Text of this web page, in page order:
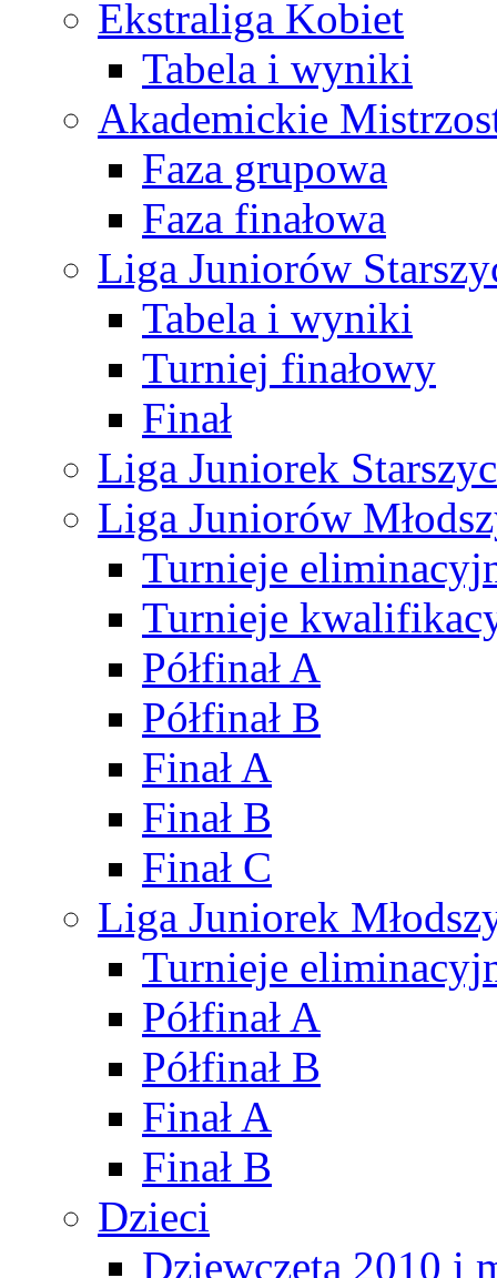
Ekstraliga Kobiet
Tabela i wyniki
Akademickie
Faza grupowa
Faza finałowa
Liga Juniorów
Tabela i wyniki
Turniej finałowy
Finał
Liga Juniorek
Liga Juniorów
Turnieje
Turnieje
Półfinał A
Półfinał B
Finał A
Finał B
Finał C
Liga Juniorek
Turnieje
Półfinał A
Półfinał B
Finał A
Finał B
Dzieci
Dziewczęta 2010 i